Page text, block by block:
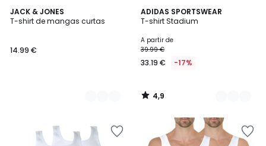
JACK & JONES
T-shirt de mangas curtas
14.99 €
2
Cores
ADIDAS SPORTSWEAR
T-shirt Stadium
A partir de
39.99 €
33.19 € -17%
4,9
/ 5
2
Cores
4,9
/